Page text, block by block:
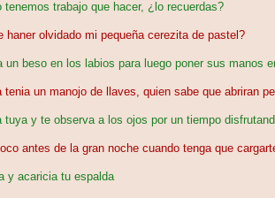
trabajo que hacer, ¿lo recuerdas?
haner olvidado mi pequeña cerezita de pastel?
beso en los labios para luego poner sus manos
tenia un manojo de llaves, quien sabe que abriran
y te observa a los ojos por un tiempo
antes de la gran noche cuando tenga que
y acaricia tu espalda